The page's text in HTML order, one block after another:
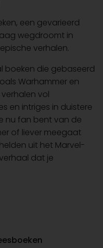
een gevarieerd
wegdroomt in
verhalen.
boeken die gebaseerd
Warhammer en
vol
en intriges in duistere
nu fan bent van de
of liever meegaat
uit het Marvel-
dat je